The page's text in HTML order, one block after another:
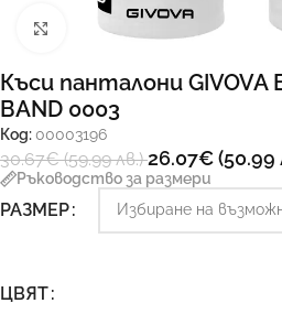
Увеличи
Къси панталони GIVOVA
BAND 0003
Код: 00003196
30.67€(59.99 лв.)26.07€(50.99
Ръководство за размери
РАЗМЕР
ЦВЯТ